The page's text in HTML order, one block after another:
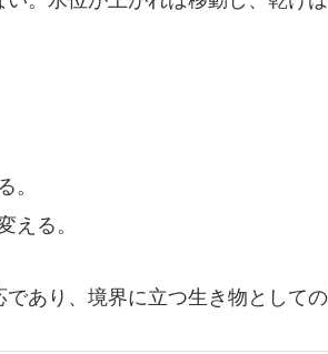
。
える。
あり、境界に立つ生き物としての